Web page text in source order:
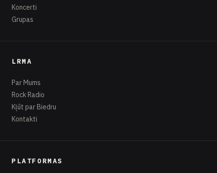
Koncerti
Grupas
LRMA
Par Mums
Rock Radio
Kļūt par Biedru
Kontakti
PLATFORMAS